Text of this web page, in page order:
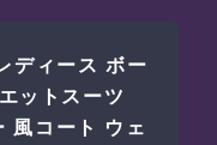
ディース ボー
ットスーツ
風コート ウェ